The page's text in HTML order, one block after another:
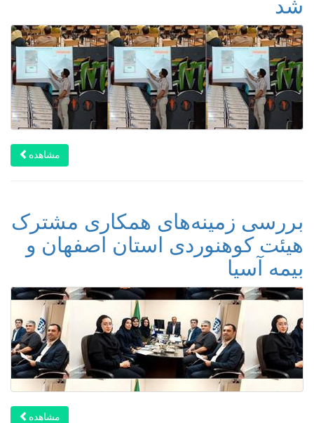
شد
مشاهده
بررسی زمینه‌های همکاری مشترک
هیئت کوهنوردی استان اصفهان و
بیمه آسیا
مشاهده